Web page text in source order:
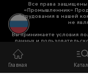
Все права защищены
«Промышленник»
оборудования в нашей
не
Вы принимаете условия
данных и
свои данные в любой
Главная